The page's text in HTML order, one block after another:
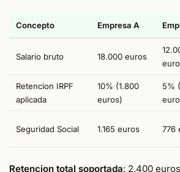
Concepto Empresa A
Salario bruto 18.000 euros
Retencion IRPF
aplicada
10% (1.800
euros)
5%
Seguridad Social 1.165 euros 776
Retencion total soportada: 2.400